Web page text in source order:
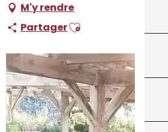
M'y rendre
PartagerAjouter aux favoris